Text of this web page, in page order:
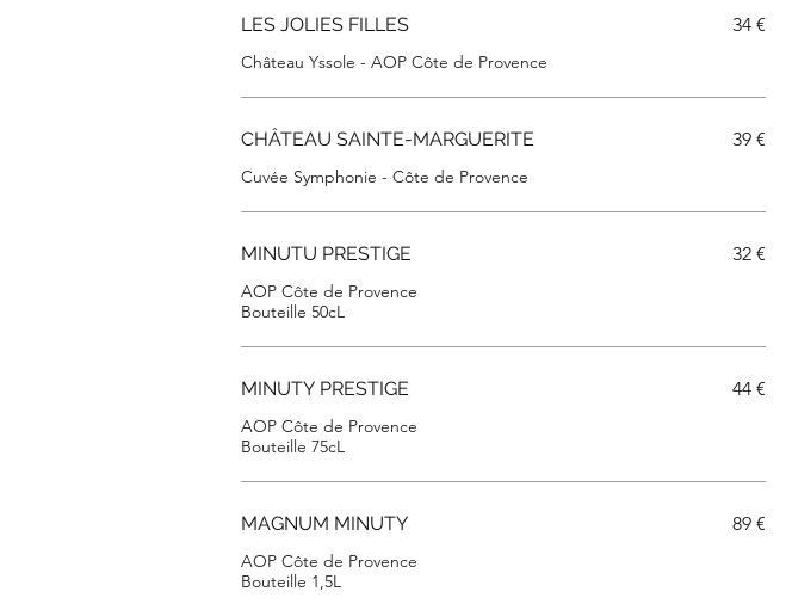
LES JOLIES FILLES
Château Yssole - AOP Côte de Provence
34 €
CHÂTEAU SAINTE-MARGUERITE
Cuvée Symphonie - Côte de Provence
39 €
MINUTU PRESTIGE
AOP Côte de Provence
Bouteille 50cL
32 €
MINUTY PRESTIGE
AOP Côte de Provence
Bouteille 75cL
44 €
MAGNUM MINUTY
AOP Côte de Provence
Bouteille 1,5L
89 €